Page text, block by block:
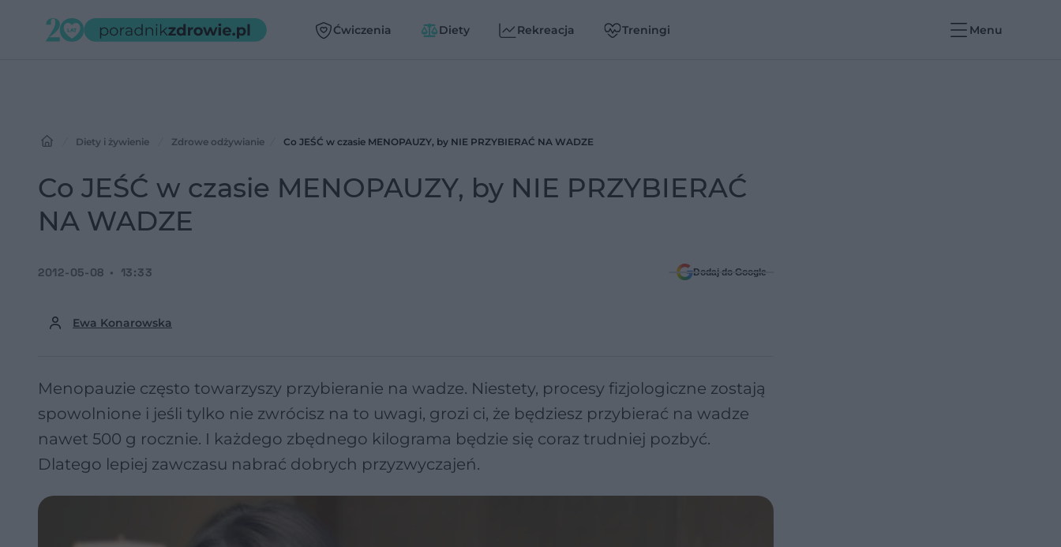
Ćwiczenia Diety Rekreacja Treningi Menu
Diety i żywienie Zdrowe odżywianie Co JEŚĆ w czasie MENOPAUZY, by NIE PRZYBIERAĆ NA WADZE
Co JEŚĆ w czasie MENOPAUZY, by NIE PRZYBIERAĆ
NA WADZE
Ewa Konarowska
2012-05-08 13:33 Dodaj do Google
Menopauzie często towarzyszy przybieranie na wadze. Niestety, procesy fizjologiczne zostają
spowolnione i jeśli tylko nie zwrócisz na to uwagi, grozi ci, że będziesz przybierać na wadze
nawet 500 g rocznie. I każdego zbędnego kilograma będzie się coraz trudniej pozbyć.
Dlatego lepiej zawczasu nabrać dobrych przyzwyczajeń.